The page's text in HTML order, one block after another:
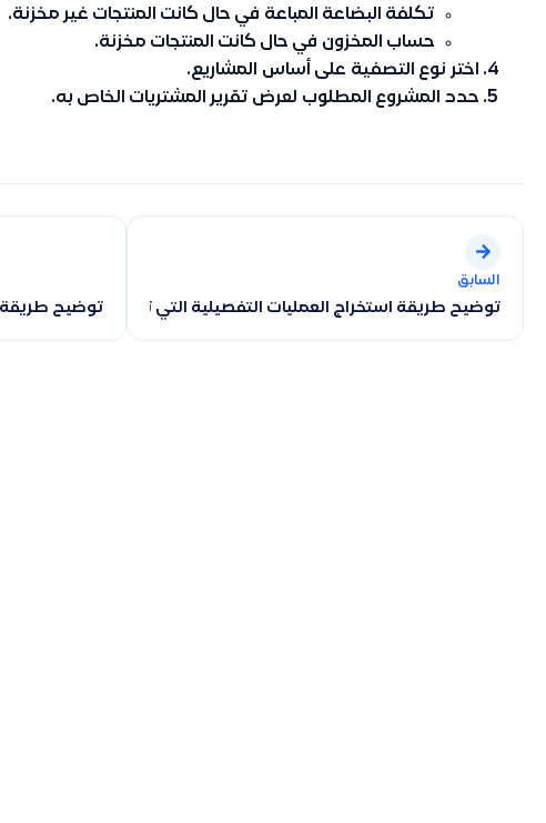
تكلفة البضاعة المباعة في حال كانت المنتجات غير مخزنة.
حساب المخزون في حال كانت المنتجات مخزنة.
اختر نوع التصفية على أساس المشاريع.
حدد المشروع المطلوب لعرض تقرير المشتريات الخاص به.
السابق
توضيح طريقة استخراج العمليات التفصيلية التي تمت على المنتجات
توضيح طريقة